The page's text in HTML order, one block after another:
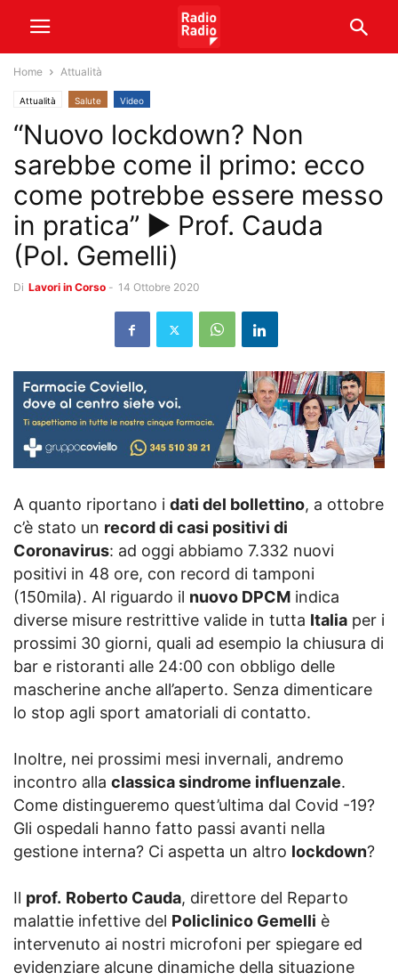
Home Attualità
Attualità Salute Video
“Nuovo lockdown? Non
sarebbe come il primo: ecco
come potrebbe essere messo
in pratica” ► Prof. Cauda
(Pol. Gemelli)
Di Lavori in Corso - 14 Ottobre 2020
A quanto riportano i dati del bollettino, a ottobre
c’è stato un record di casi positivi di
Coronavirus: ad oggi abbiamo 7.332 nuovi
positivi in 48 ore, con record di tamponi
(150mila). Al riguardo il nuovo DPCM indica
diverse misure restrittive valide in tutta Italia per i
prossimi 30 giorni, quali ad esempio la chiusura di
bar e ristoranti alle 24:00 con obbligo delle
mascherine anche all’aperto. Senza dimenticare
lo stop agli sport amatoriali di contatto.
Inoltre, nei prossimi mesi invernali, andremo
incontro alla classica sindrome influenzale.
Come distingueremo quest’ultima dal Covid -19?
Gli ospedali hanno fatto passi avanti nella
gestione interna? Ci aspetta un altro lockdown?
Il prof. Roberto Cauda, direttore del Reparto
malattie infettive del Policlinico Gemelli è
intervenuto ai nostri microfoni per spiegare ed
evidenziare alcune dinamiche della situazione